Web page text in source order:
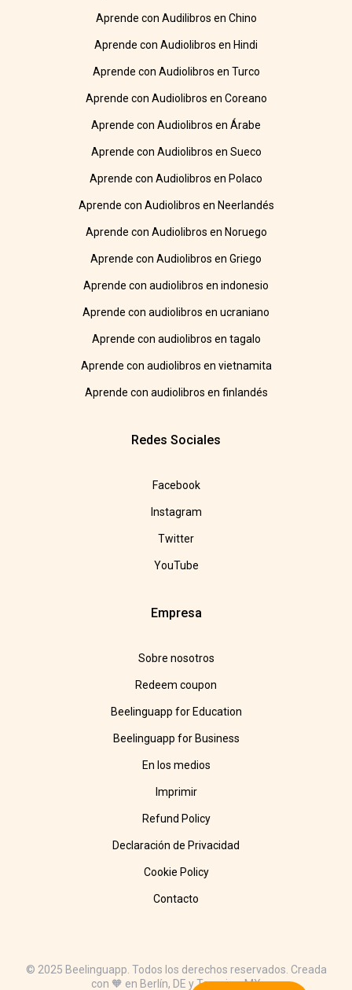
Aprende con Audilibros en Chino
Aprende con Audiolibros en Hindi
Aprende con Audiolibros en Turco
Aprende con Audiolibros en Coreano
Aprende con Audiolibros en Árabe
Aprende con Audiolibros en Sueco
Aprende con Audiolibros en Polaco
Aprende con Audiolibros en Neerlandés
Aprende con Audiolibros en Noruego
Aprende con Audiolibros en Griego
Aprende con audiolibros en indonesio
Aprende con audiolibros en ucraniano
Aprende con audiolibros en tagalo
Aprende con audiolibros en vietnamita
Aprende con audiolibros en finlandés
Redes Sociales
Facebook
Instagram
Twitter
YouTube
Empresa
Sobre nosotros
Redeem coupon
Beelinguapp for Education
Beelinguapp for Business
En los medios
Imprimir
Refund Policy
Declaración de Privacidad
Cookie Policy
Contacto
© 2025 Beelinguapp. Todos los derechos reservados. Creada
con 🧡 en Berlín, DE y Tampico, MX